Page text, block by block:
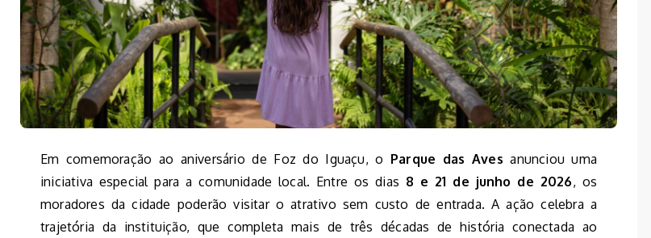
Em comemoração ao aniversário de Foz do Iguaçu, o Parque das Aves anunciou uma
iniciativa especial para a comunidade local. Entre os dias 8 e 21 de junho de 2026, os
moradores da cidade poderão visitar o atrativo sem custo de entrada. A ação celebra a
trajetória da instituição, que completa mais de três décadas de história conectada ao